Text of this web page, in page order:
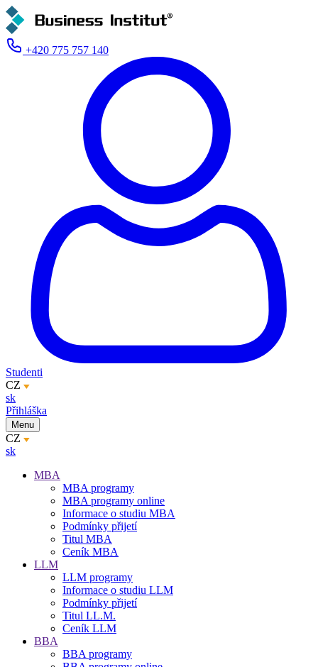
+420 775 757 140
Studenti
CZ
sk
Přihláška
Menu
CZ
sk
MBA
MBA programy
MBA programy online
Informace o studiu MBA
Podmínky přijetí
Titul MBA
Ceník MBA
LLM
LLM programy
Informace o studiu LLM
Podmínky přijetí
Titul LL.M.
Ceník LLM
BBA
BBA programy